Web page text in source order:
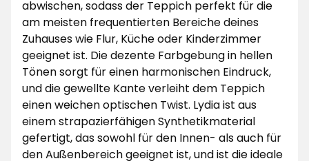
abwischen, sodass der Teppich perfekt für die
am meisten frequentierten Bereiche deines
Zuhauses wie Flur, Küche oder Kinderzimmer
geeignet ist. Die dezente Farbgebung in hellen
Tönen sorgt für einen harmonischen Eindruck,
und die gewellte Kante verleiht dem Teppich
einen weichen optischen Twist. Lydia ist aus
einem strapazierfähigen Synthetikmaterial
gefertigt, das sowohl für den Innen- als auch für
den Außenbereich geeignet ist, und ist die ideale